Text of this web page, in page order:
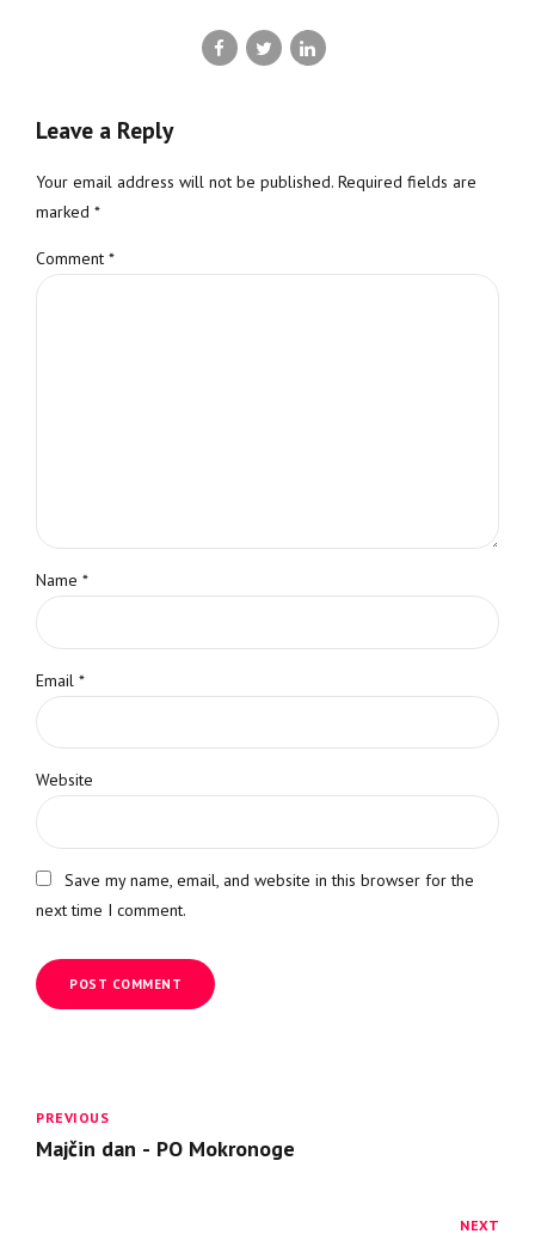
Leave a Reply
Your email address will not be published. Required fields are
marked *
Comment *
Name *
Email *
Website
Save my name, email, and website in this browser for the
next time I comment.
POST COMMENT
PREVIOUS
Majčin dan - PO Mokronoge
NEXT